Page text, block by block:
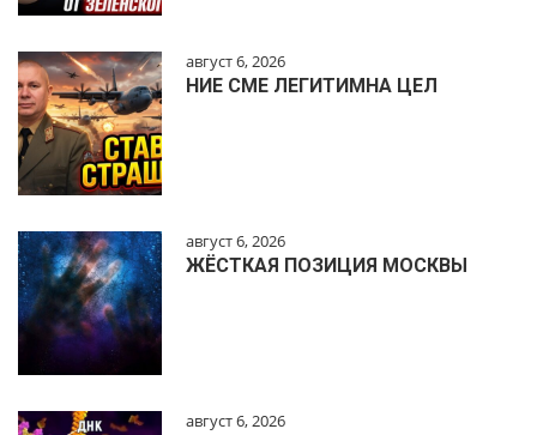
август 6, 2026
НИЕ СМЕ ЛЕГИТИМНА ЦЕЛ
август 6, 2026
ЖЁСТКАЯ ПОЗИЦИЯ МОСКВЫ
август 6, 2026